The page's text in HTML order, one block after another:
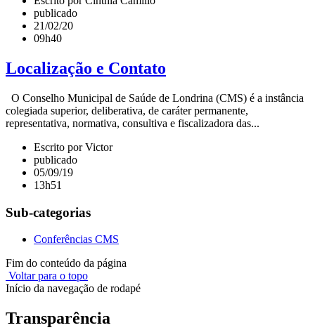
publicado
21/02/20
09h40
Localização e Contato
O Conselho Municipal de Saúde de Londrina (CMS) é a instância
colegiada superior, deliberativa, de caráter permanente,
representativa, normativa, consultiva e fiscalizadora das...
Escrito por Victor
publicado
05/09/19
13h51
Sub-categorias
Conferências CMS
Fim do conteúdo da página
Voltar para o topo
Início da navegação de rodapé
Transparência